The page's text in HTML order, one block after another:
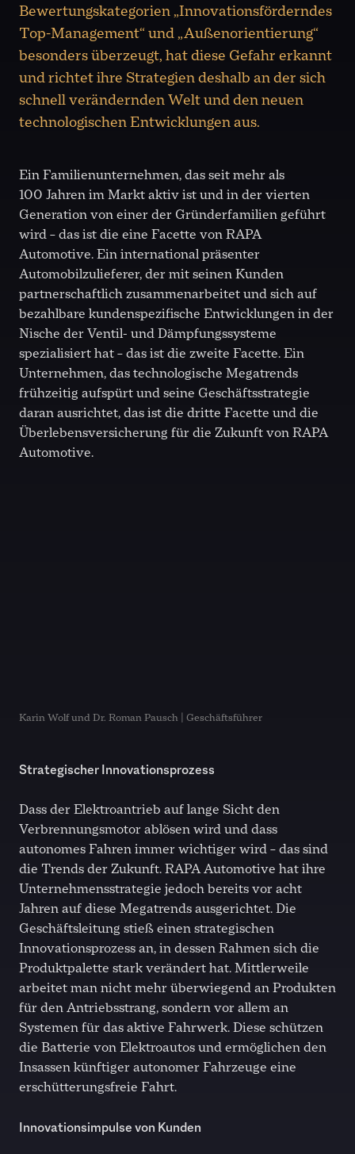
Bewertungskategorien „Innovationsförderndes
Top-Management“ und „Außenorientierung“
besonders überzeugt, hat diese Gefahr erkannt
und richtet ihre Strategien deshalb an der sich
schnell verändernden Welt und den neuen
technologischen Entwicklungen aus.
Ein Familienunternehmen, das seit mehr als
100 Jahren im Markt aktiv ist und in der vierten
Generation von einer der Gründerfamilien geführt
wird – das ist die eine Facette von RAPA
Automotive. Ein international präsenter
Automobilzulieferer, der mit seinen Kunden
partnerschaftlich zusammenarbeitet und sich auf
bezahlbare kundenspezifische Entwicklungen in der
Nische der Ventil- und Dämpfungssysteme
spezialisiert hat – das ist die zweite Facette. Ein
Unternehmen, das technologische Megatrends
frühzeitig aufspürt und seine Geschäftsstrategie
daran ausrichtet, das ist die dritte Facette und die
Überlebensversicherung für die Zukunft von RAPA
Automotive.
Karin Wolf und Dr. Roman Pausch | Geschäftsführer
Strategischer Innovationsprozess
Dass der Elektroantrieb auf lange Sicht den
Verbrennungsmotor ablösen wird und dass
autonomes Fahren immer wichtiger wird – das sind
die Trends der Zukunft. RAPA Automotive hat ihre
Unternehmensstrategie jedoch bereits vor acht
Jahren auf diese Megatrends ausgerichtet. Die
Geschäftsleitung stieß einen strategischen
Innovationsprozess an, in dessen Rahmen sich die
Produktpalette stark verändert hat. Mittlerweile
arbeitet man nicht mehr überwiegend an Produkten
für den Antriebsstrang, sondern vor allem an
Systemen für das aktive Fahrwerk. Diese schützen
die Batterie von Elektroautos und ermöglichen den
Insassen künftiger autonomer Fahrzeuge eine
erschütterungsfreie Fahrt.
Innovationsimpulse von Kunden